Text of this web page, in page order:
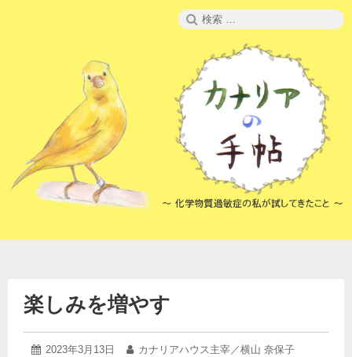
検
索:
楽しみを増やす
投
2023年3月13日
2023 投
カナリアハウス主宰／横山 奈保子